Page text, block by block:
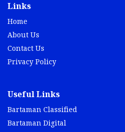
Links
Home
About Us
Contact Us
Privacy Policy
Useful Links
Bartaman Classified
Bartaman Digital